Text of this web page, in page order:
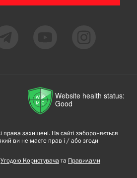
Website health status:
Good
захищені. На сайті забороняється
ви не маєте прав і / або згоди
Угодою Користувача та Правилами